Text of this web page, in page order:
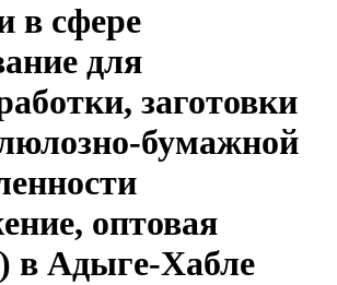
в сфере
для
заготовки
бумажной
оптовая
в Адыге-Хабле